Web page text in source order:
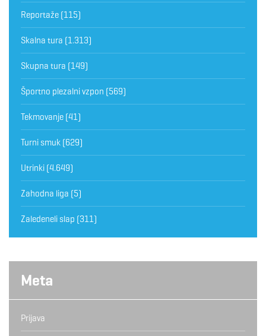
Reportaže (115)
Skalna tura (1.313)
Skupna tura (149)
Športno plezalni vzpon (569)
Tekmovanje (41)
Turni smuk (629)
Utrinki (4.649)
Zahodna liga (5)
Zaledeneli slap (311)
Meta
Prijava